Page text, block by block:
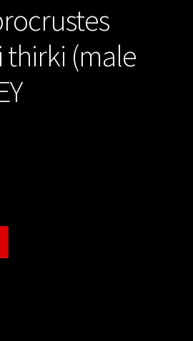
(male